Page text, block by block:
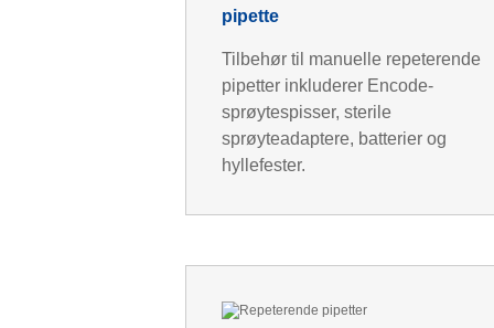
pipette
Tilbehør til manuelle repeterende
pipetter inkluderer Encode-
sprøytespisser, sterile
sprøyteadaptere, batterier og
hyllefester.